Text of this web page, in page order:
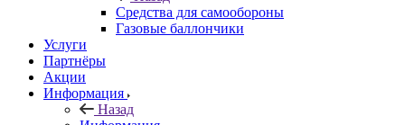
Средства для самообороны
Газовые баллончики
Услуги
Партнёры
Акции
Информация
Назад